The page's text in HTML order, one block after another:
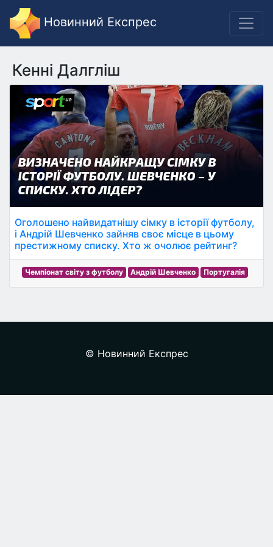
Новинний Експрес
Кенні Далгліш
Оголошено найвидатнішу сімку в історії футболу,
і Андрій Шевченко зайняв своє місце в цьому
престижному списку. Хто ж очолює рейтинг?
Чемпіонат світу з футболу Андрій Шевченко Португалія
© Новинний Експрес